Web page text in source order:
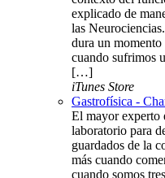
explicado de
las
dura un
cuando sufrimos
[…]
iTunes Store
Gastrofísica -
El mayor experto
laboratorio para
guardados de la
más cuando
cuando somos